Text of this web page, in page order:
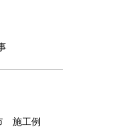
施工例